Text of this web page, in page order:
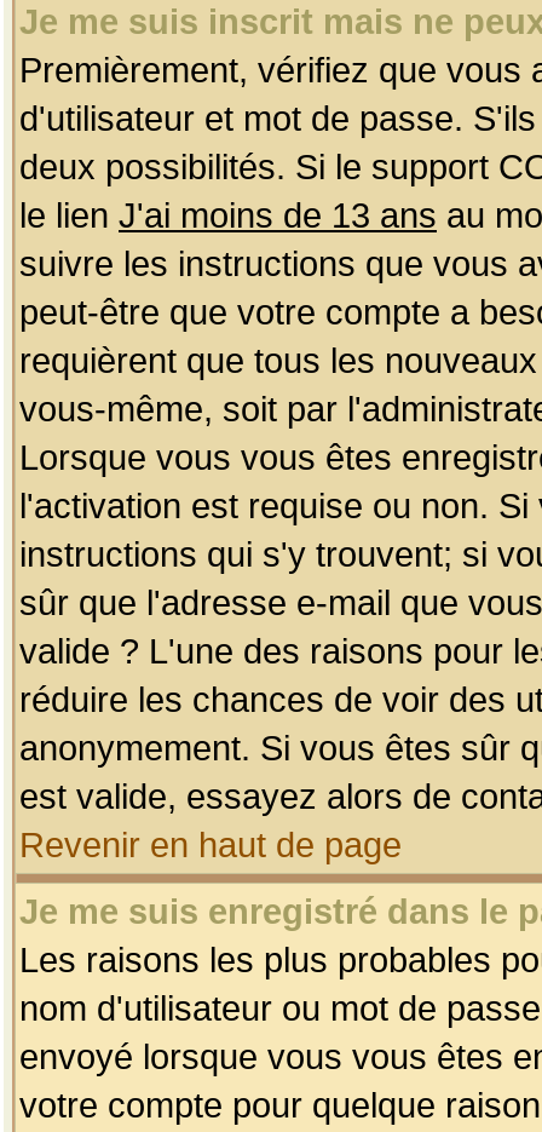
Je me suis inscrit mais ne
Premièrement, vérifiez que
d'utilisateur et mot de passe.
deux possibilités. Si le support
le lien J'ai moins de 13 ans au
suivre les instructions que vous
peut-être que votre compte a
requièrent que tous les
vous-même, soit par
Lorsque vous vous êtes
l'activation est requise ou non.
instructions qui s'y trouvent; si
sûr que l'adresse e-mail que
valide ? L'une des raisons pour
réduire les chances de voir des
anonymement. Si vous êtes sûr
est valide, essayez alors de
Revenir en haut de page
Je me suis enregistré dans le
Les raisons les plus probables
nom d'utilisateur ou mot de
envoyé lorsque vous vous êtes
votre compte pour quelque